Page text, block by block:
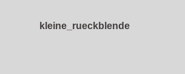
kleine_rueckblende